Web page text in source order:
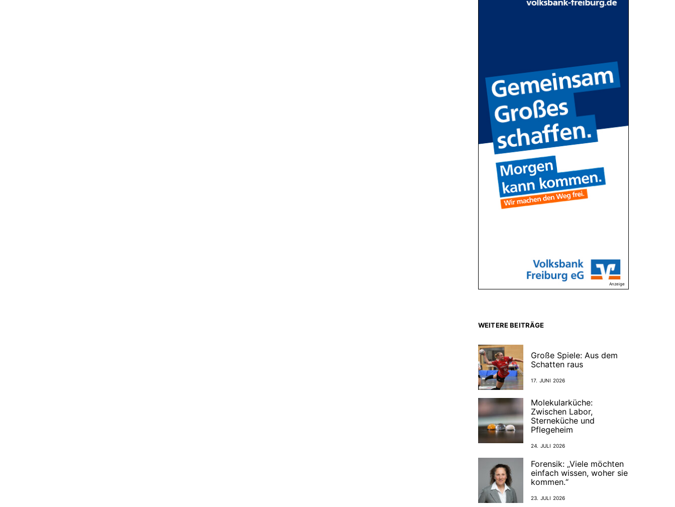
Anzeige
WEITERE BEITRÄGE
Große Spiele: Aus dem
Schatten raus
17. JUNI 2026
Molekularküche:
Zwischen Labor,
Sterneküche und
Pflegeheim
24. JULI 2026
Forensik: „Viele möchten
einfach wissen, woher sie
kommen.“
23. JULI 2026